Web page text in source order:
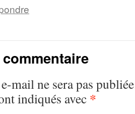
mail ne sera pas
indiqués avec *